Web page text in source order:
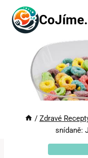
Přeskočit
obsah
/ Zdravé
snídaně: